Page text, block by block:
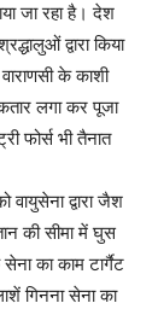
जा रहा है। देश
द्वारा किया
के काशी
लगा कर पूजा
फोर्स भी तैनात
वायुसेना द्वारा जैश
की सीमा में घुस
का काम टार्गैट
गिनना सेना का